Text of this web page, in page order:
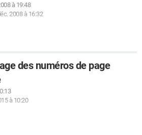
à 19:48
2008 à 16:32
des numéros de page
à 10:20